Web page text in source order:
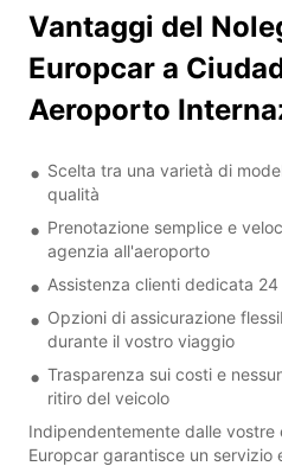
Vantaggi del
Europcar a
Aeroporto
Scelta tra una varietà di
qualità
Prenotazione semplice e
agenzia all'aeroporto
Assistenza clienti dedicata
Opzioni di assicurazione
durante il vostro viaggio
Trasparenza sui costi e
ritiro del veicolo
Indipendentemente dalle vostre
Europcar garantisce un